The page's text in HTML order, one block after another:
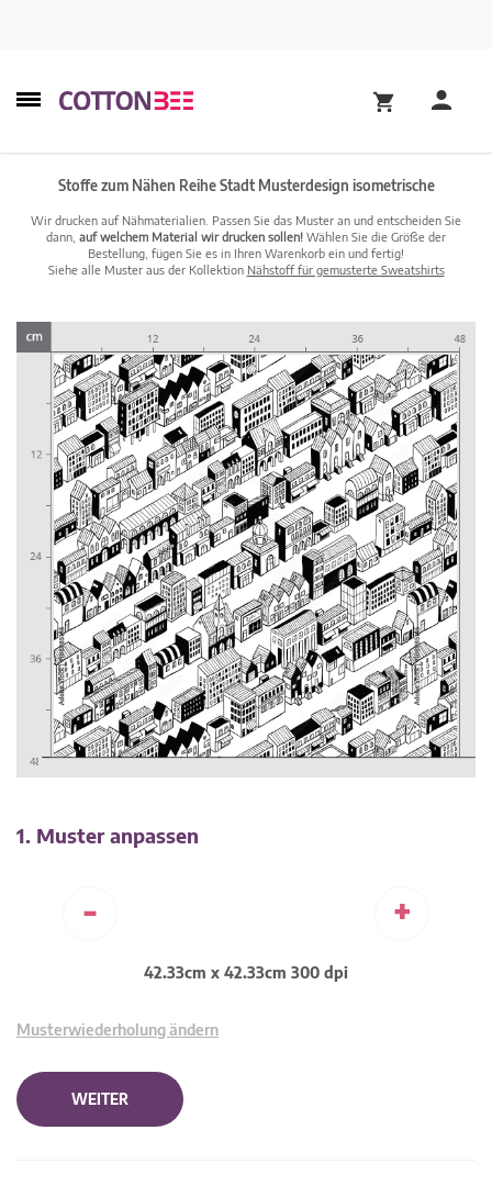
Stoffe zum Nähen Reihe Stadt Musterdesign isometrische
Wir drucken auf Nähmaterialien. Passen Sie das Muster an und entscheiden Sie
dann, auf welchem Material wir drucken sollen! Wählen Sie die Größe der
Bestellung, fügen Sie es in Ihren Warenkorb ein und fertig!
Siehe alle Muster aus der Kollektion Nähstoff für gemusterte Sweatshirts
1. Muster anpassen
- +
42.33cm x 42.33cm 300 dpi
Musterwiederholung ändern
WEITER